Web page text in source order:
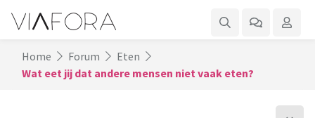
Home Forum
Eten
Wat eet jij dat andere mensen niet vaak eten?